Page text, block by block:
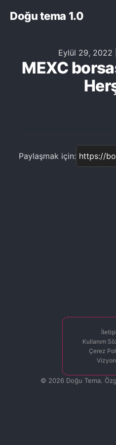
Doğu tema 1.0
Eylül 29, 2022
MEXC
Paylaşmak için:
Kullanım
Çerez
© 2026 Doğu Tema.